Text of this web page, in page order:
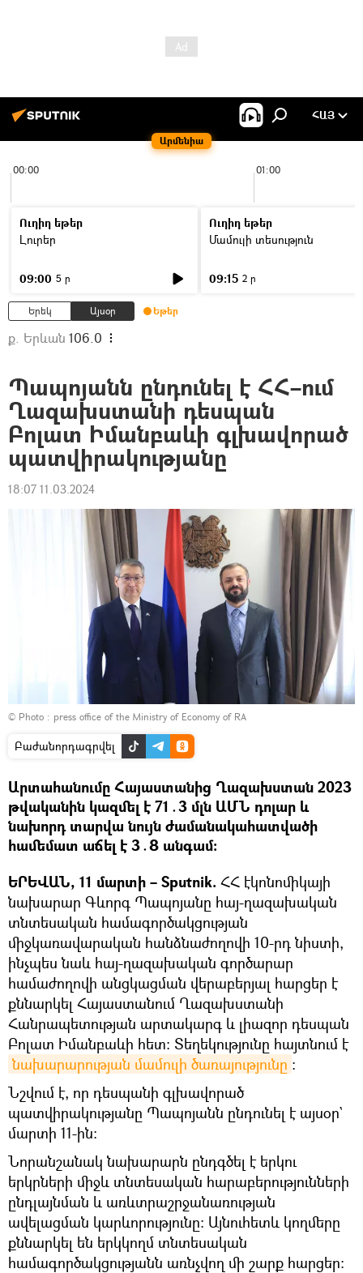
Արմենիա
ՀԱՅ
00:00 01:00
Ուղիղ եթեր
Լուրեր
09:00 5 ր
Ուղիղ եթեր
Մամուլի տեսություն
09:15 2 ր
Երեկ Այսօր Եթեր
ք. Երևան 106.0
Պապոյանն ընդունել է ՀՀ–ում
Ղազախստանի դեսպան
Բոլատ Իմանբաևի գլխավորած
պատվիրակությանը
18:07 11.03.2024
© Photo : press office of the Ministry of Economy of RA
Բաժանորդագրվել
Արտահանումը Հայաստանից Ղազախստան 2023
թվականին կազմել է 71․3 մլն ԱՄՆ դոլար և
նախորդ տարվա նույն ժամանակահատվածի
համեմատ աճել է 3․8 անգամ։
ԵՐԵՎԱՆ, 11 մարտի – Sputnik. ՀՀ էկոնոմիկայի
նախարար Գևորգ Պապոյանը հայ-ղազախական
տնտեսական համագործակցության
միջկառավարական հանձնաժողովի 10-րդ նիստի,
ինչպես նաև հայ-ղազախական գործարար
համաժողովի անցկացման վերաբերյալ հարցեր է
քննարկել Հայաստանում Ղազախստանի
Հանրապետության արտակարգ և լիազոր դեսպան
Բոլատ Իմանբաևի հետ։ Տեղեկությունը հայտնում է
նախարարության մամուլի ծառայությունը ։
Նշվում է, որ դեսպանի գլխավորած
պատվիրակությանը Պապոյանն ընդունել է այսօր`
մարտի 11-ին։
Նորանշանակ նախարարն ընդգծել է երկու
երկրների միջև տնտեսական հարաբերությունների
ընդլայնման և առևտրաշրջանառության
ավելացման կարևորությունը։ Այնուհետև կողմերը
քննարկել են երկկողմ տնտեսական
համագործակցությանն առնչվող մի շարք հարցեր։